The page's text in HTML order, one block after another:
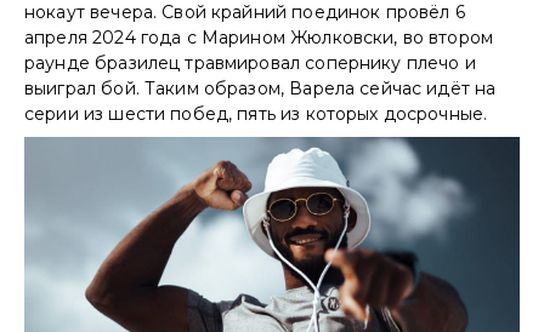
нокаут вечера. Свой крайний поединок провёл 6
апреля 2024 года с Марином Жюлковски, во втором
раунде бразилец травмировал сопернику плечо и
выиграл бой. Таким образом, Варела сейчас идёт на
серии из шести побед, пять из которых досрочные.